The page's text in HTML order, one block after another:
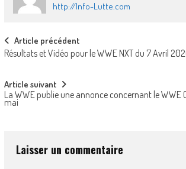
http://Info-Lutte.com
Post
navigation
Article précédent
Résultats et Vidéo pour le WWE NXT du 7 Avril
Article suivant
La WWE publie une annonce concernant le WWE
mai
Laisser un commentaire